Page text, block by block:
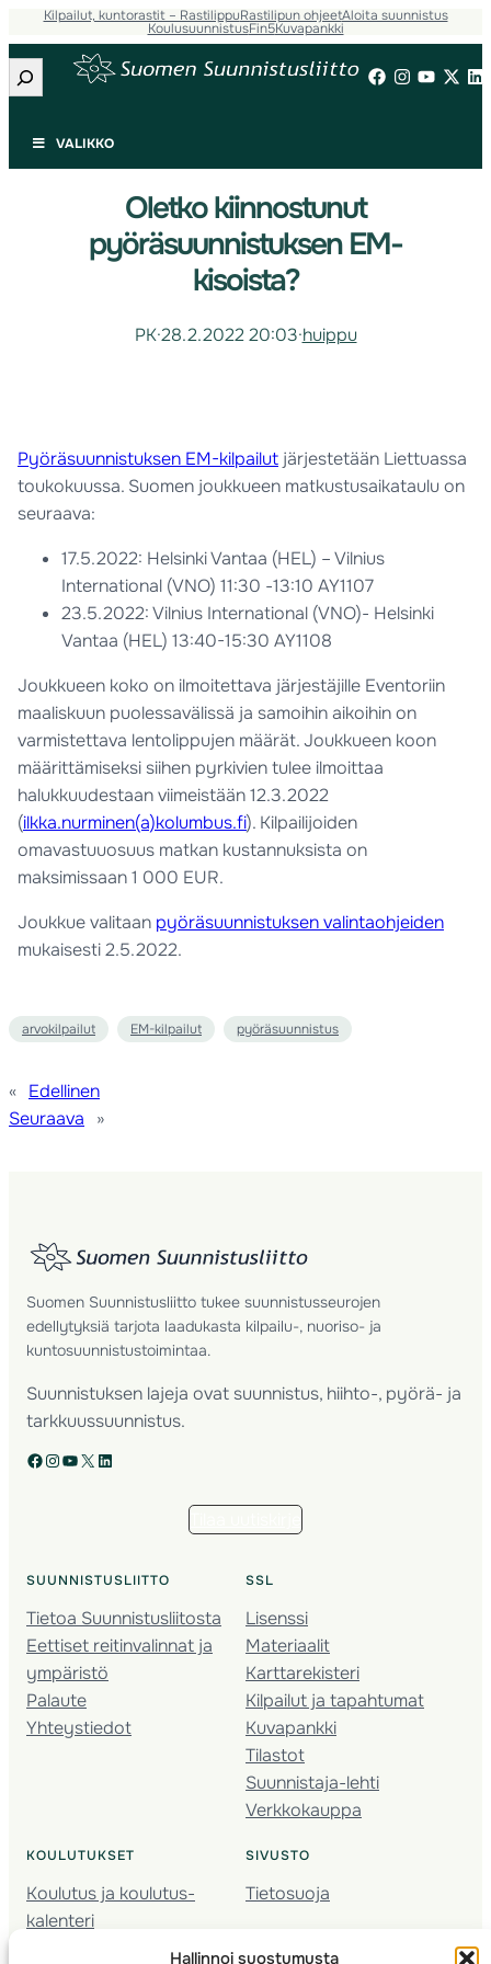
Hallinnoi suostumusta
Kilpailut, kuntorastit – RastilippuRastilipun ohjeetAloita suunnistus
KoulusuunnistusFin5Kuvapankki
Etsi
VALIKKO
Oletko kiinnostunut
pyöräsuunnistuksen EM-
kisoista?
PK·28.2.2022 20:03·huippu
Pyöräsuunnistuksen EM-kilpailut järjestetään Liettuassa
toukokuussa. Suomen joukkueen matkustusaikataulu on
seuraava:
17.5.2022: Helsinki Vantaa (HEL) – Vilnius
International (VNO) 11:30 -13:10 AY1107
23.5.2022: Vilnius International (VNO)- Helsinki
Vantaa (HEL) 13:40-15:30 AY1108
Joukkueen koko on ilmoitettava järjestäjille Eventoriin
maaliskuun puolessavälissä ja samoihin aikoihin on
varmistettava lentolippujen määrät. Joukkueen koon
määrittämiseksi siihen pyrkivien tulee ilmoittaa
halukkuudestaan viimeistään 12.3.2022
(ilkka.nurminen(a)kolumbus.fi). Kilpailijoiden
omavastuuosuus matkan kustannuksista on
maksimissaan 1 000 EUR.
Joukkue valitaan pyöräsuunnistuksen valintaohjeiden
mukaisesti 2.5.2022.
arvokilpailut EM-kilpailut pyöräsuunnistus
« Edellinen
Seuraava
»
Suomen Suunnistusliitto tukee suunnistusseurojen
edellytyksiä tarjota laadukasta kilpailu-, nuoriso- ja
kuntosuunnistustoimintaa.
Suunnistuksen lajeja ovat suunnistus, hiihto-, pyörä- ja
tarkkuussuunnistus.
Facebook Instagram YouTube X LinkedIn
SUUNNISTUSLIITTO
Tietoa Suunnistusliitosta
Eettiset reitinvalinnat ja
ympäristö
Palaute
Yhteystiedot
SSL
Lisenssi
Materiaalit
Karttarekisteri
Kilpailut ja tapahtumat
Kuvapankki
Tilastot
Suunnistaja-lehti
Verkkokauppa
KOULUTUKSET
Koulutus ja koulutus­
kalenteri
Nuorison koulutukset
SIVUSTO
Tietosuoja